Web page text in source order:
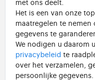
Het is een van onze
maatregelen te
gegevens te
We nodigen u daarom
privacybeleid te
over het verzamelen,
persoonlijke gegevens.